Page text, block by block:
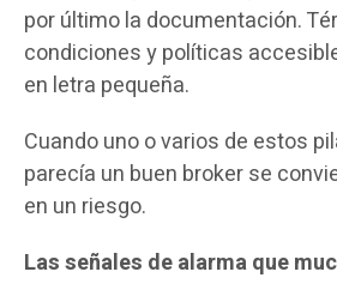
por último la documentación.
condiciones y políticas
en letra pequeña.
Cuando uno o varios de estos
parecía un buen broker se
en un riesgo.
Las señales de alarma que